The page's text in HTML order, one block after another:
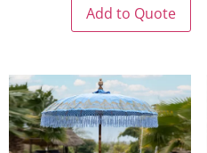
Add to Quote